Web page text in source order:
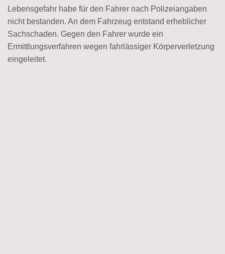
Lebensgefahr habe für den Fahrer nach Polizeiangaben
nicht bestanden. An dem Fahrzeug entstand erheblicher
Sachschaden. Gegen den Fahrer wurde ein
Ermittlungsverfahren wegen fahrlässiger Körperverletzung
eingeleitet.